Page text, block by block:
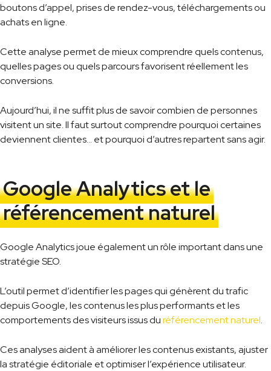
boutons d’appel, prises de rendez-vous, téléchargements ou
achats en ligne.
Cette analyse permet de mieux comprendre quels contenus,
quelles pages ou quels parcours favorisent réellement les
conversions.
Aujourd’hui, il ne suffit plus de savoir combien de personnes
visitent un site. Il faut surtout comprendre pourquoi certaines
deviennent clientes… et pourquoi d’autres repartent sans agir.
Google Analytics et le
référencement naturel
Google Analytics joue également un rôle important dans une
stratégie SEO.
L’outil permet d’identifier les pages qui génèrent du trafic
depuis Google, les contenus les plus performants et les
comportements des visiteurs issus duréférencement naturel.
Ces analyses aident à améliorer les contenus existants, ajuster
la stratégie éditoriale et optimiser l’expérience utilisateur.